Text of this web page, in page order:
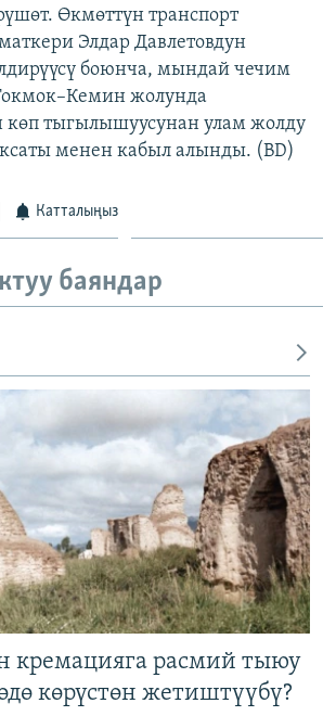
сайттары
Өкмөттүн транспорт
Элдар Давлетовдун
боюнча, мындай чечим
жолунда
тыгылышуусунан улам жолду
менен кабыл алынды. (BD)
Катталыңыз
баяндар
кремацияга расмий тыюу
көрүстөн жетиштүүбү?